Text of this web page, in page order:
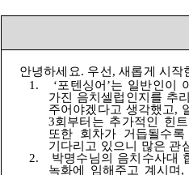
안녕하세요. 우선 ,새롭게 시작
1.
‘포텐싱어’는 일반인이
가진 음치셀럽인지를 추
주어야겠다고 생각했고,
3회부터는 추가적인 힌
또한 회차가 거듭될수
기다리고 있으니 많은 관
2.
박명수님의 음치수사대
녹화에 임해주고 계시며 ,